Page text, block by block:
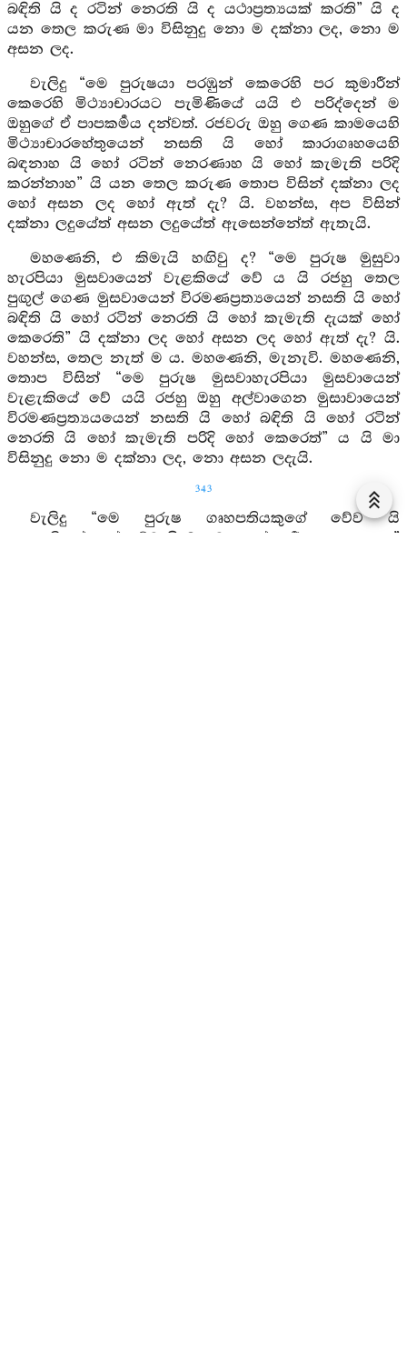
බඳිති යි ද රටින් නෙරති යි ද යථාප්‍රත්‍යයක් කරති” යි ද
යන තෙල කරුණ මා විසිනුදු නො ම දක්නා ලද, නො ම
අසන ලද.
වැලිදු “මෙ පුරුෂයා පරඹුන් කෙරෙහි පර කුමාරීන්
කෙරෙහි මිථ්‍යාචාරයට පැමිණියේ යයි එ පරිද්දෙන් ම
ඔහුගේ ඒ පාපකර්‍මය දන්වත්. රජවරු ඔහු ගෙණ කාමයෙහි
මිථ්‍යාචාරහේතුයෙන් නසති යි හෝ කාරාගෘහයෙහි
බඳනාහ යි හෝ රටින් නෙරණාහ යි හෝ කැමැති පරිදි
කරන්නාහ” යි යන තෙල කරුණ තොප විසින් දක්නා ලද
හෝ අසන ලද හෝ ඇත් දැ? යි. වහන්ස, අප විසින්
දක්නා ලදුයේත් අසන ලදුයේත් ඇසෙන්නේත් ඇතැයි.
මහණෙනි, එ කිමැයි හඟිවු ද? “මෙ පුරුෂ මුසුවා
හැරපියා මුසවායෙන් වැළකියේ වේ ය යි රජහු තෙල
පුඟුල් ගෙණ මුසවායෙන් විරමණප්‍රත්‍යයෙන් නසති යි හෝ
බඳිති යි හෝ රටින් නෙරති යි හෝ කැමැති දැයක් හෝ
කෙරෙති” යි දක්නා ලද හෝ අසන ලද හෝ ඇත් දැ? යි.
වහන්ස, තෙල නැත් ම ය. මහණෙනි, මැනැවි. මහණෙනි,
තොප විසින් “මෙ පුරුෂ මුසවාහැරපියා මුසවායෙන්
වැළැකියේ වේ යයි රජහු ඔහු අල්වාගෙන මුසාවායෙන්
විරමණප්‍රත්‍යයයෙන් නසති යි හෝ බඳිති යි හෝ රටින්
නෙරති යි හෝ කැමැති පරිදි හෝ කෙරෙත්” ය යි මා
විසිනුදු නො ම දක්නා ලද, නො අසන ලදැයි.
343
වැලිදු “මෙ පුරුෂ ගෘහපතියකුගේ වේව යි
ගෘහපතියක්හූගේ වේව යි මුසාවායෙන් අර්‍ත්‍ථය නසන ලදැ”